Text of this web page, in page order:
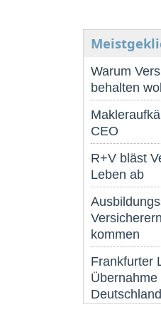
Warum
behalten
CEO
R+V bläst
Leben ab
kommen
Frankfurter
Deutschland